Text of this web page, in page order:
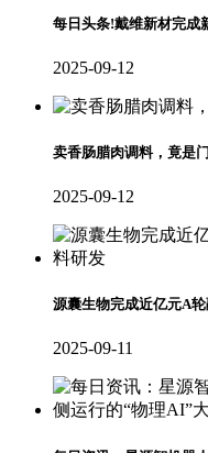
每日头条!戴维新材完成
2025-09-12
卖香肠腊肉调料，竟是
2025-09-12
源囊生物完成近亿元A
2025-09-11